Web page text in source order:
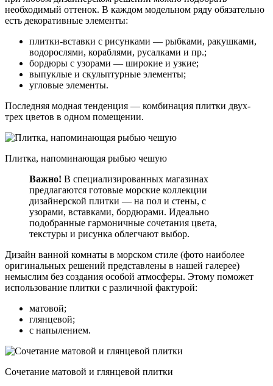
необходимый оттенок. В каждом модельном ряду обязательно
есть декоративные элементы:
плитки-вставки с рисунками — рыбками, ракушками,
водорослями, кораблями, русалками и пр.;
бордюры с узорами — широкие и узкие;
выпуклые и скульптурные элементы;
угловые элементы.
Последняя модная тенденция — комбинация плитки двух-
трех цветов в одном помещении.
Плитка, напоминающая рыбью чешую
Важно! В специализированных магазинах
предлагаются готовые морские коллекции
дизайнерской плитки — на пол и стены, с
узорами, вставками, бордюрами. Идеально
подобранные гармоничные сочетания цвета,
текстуры и рисунка облегчают выбор.
Дизайн ванной комнаты в морском стиле (фото наиболее
оригинальных решений представлены в нашей галерее)
немыслим без создания особой атмосферы. Этому поможет
использование плитки с различной фактурой:
матовой;
глянцевой;
с напылением.
Сочетание матовой и глянцевой плитки